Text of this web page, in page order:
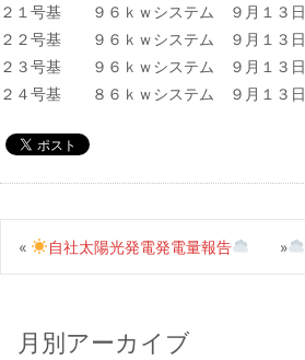
２１号基 ９６ｋｗシステム ９月１３日
２２号基 ９６ｋｗシステム ９月１３日
２３号基 ９６ｋｗシステム ９月１３日
２４号基 ８６ｋｗシステム ９月１３日
« 自社太陽光発電発電量報告 »
月別アーカイブ